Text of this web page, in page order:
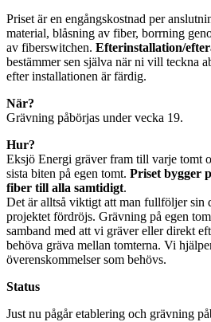
Priset är en engångskostnad per
material, blåsning av fiber, borrning
av fiberswitchen. Efterinstallation/
bestämmer sen själva när ni vill teckna
efter installationen är färdig.
När?
Grävning påbörjas under vecka 19.
Hur?
Eksjö Energi gräver fram till varje tomt
sista biten på egen tomt. Priset bygger
fiber till alla samtidigt.
Det är alltså viktigt att man fullföljer sin
projektet fördröjs. Grävning på egen
samband med att vi gräver eller direkt
behöva gräva mellan tomterna. Vi
överenskommelser som behövs.
Status
Just nu pågår etablering och grävning